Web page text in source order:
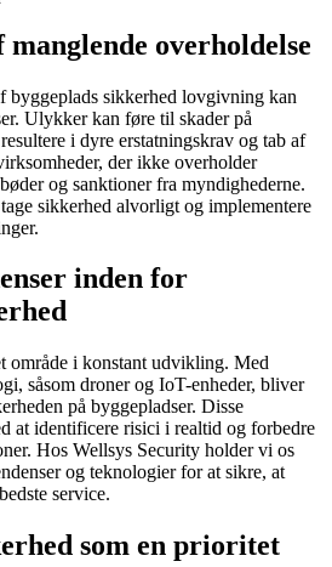
manglende overholdelse
byggeplads sikkerhed lovgivning kan
Ulykker kan føre til skader på
i dyre erstatningskrav og tab af
der ikke overholder
og sanktioner fra myndighederne.
sikkerhed alvorligt og implementere
inden for
område i konstant udvikling. Med
såsom droner og IoT-enheder, bliver
på byggepladser. Disse
at identificere risici i realtid og forbedre
Hos Wellsys Security holder vi os
og teknologier for at sikre, at
service.
som en prioritet